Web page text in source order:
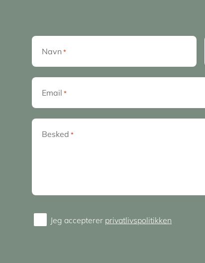
Navn *
Email *
Besked *
ConsentJeg accepterer privatlivspolitikken